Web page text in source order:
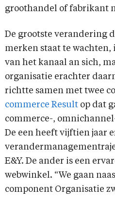
groothandel of fabrikant
De grootste verandering
merken staat te wachten,
van het kanaal an sich,
organisatie erachter
richtte samen met twee
commerce Result op dat
commerce-,
De een heeft vijftien jaar
E&Y. De ander is een
webwinkel. “We gaan
component Organisatie